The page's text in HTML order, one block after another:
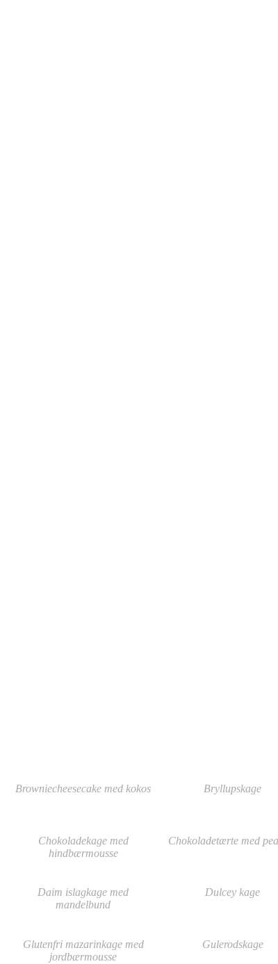
Browniecheesecake med kokos Bryllupskage
Chokoladekage med
hindbærmousse
Chokoladetærte med
Daim islagkage med
mandelbund
Dulcey kage
Glutenfri mazarinkage med
jordbærmousse
Gulerodskage